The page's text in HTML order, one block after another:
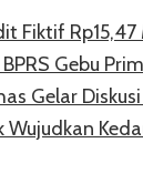
Fiktif Rp15,47
Gebu
Gelar
Wujudkan